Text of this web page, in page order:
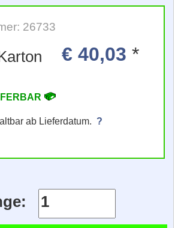
26733
Blatt Karton € 40,03 *
ab Lieferdatum. ?